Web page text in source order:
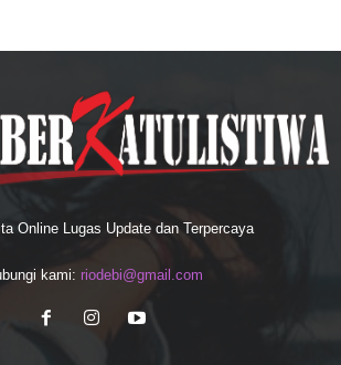
Online Lugas Update dan Terpercaya
kami: riodebi@gmail.com